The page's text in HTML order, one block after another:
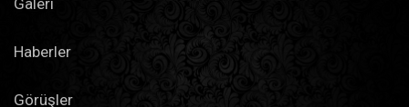
Haberler
Görüşler